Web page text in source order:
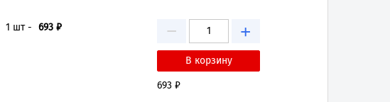
1 шт - 693 ₽ − +
693 ₽